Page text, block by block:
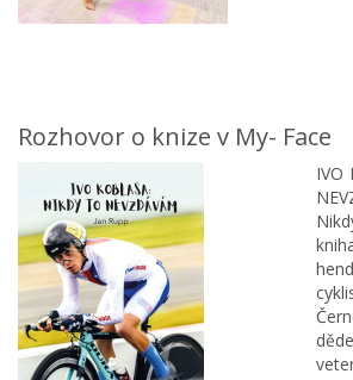
Rozhovor o knize v My- Face
IVO